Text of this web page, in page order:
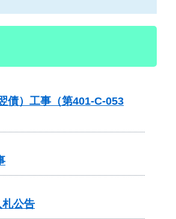
債）工事（第401-C-053
公告